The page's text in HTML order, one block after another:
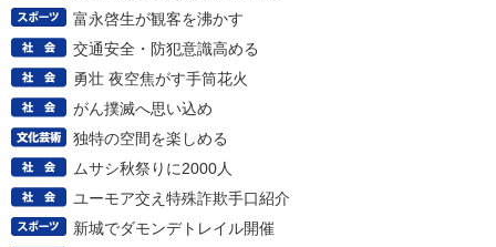
富永啓生が観客を沸かす
交通安全・防犯意識高める
勇壮 夜空焦がす手筒花火
がん撲滅へ思い込め
独特の空間を楽しめる
ムサシ秋祭りに2000人
ユーモア交え特殊詐欺手口紹介
新城でダモンデトレイル開催